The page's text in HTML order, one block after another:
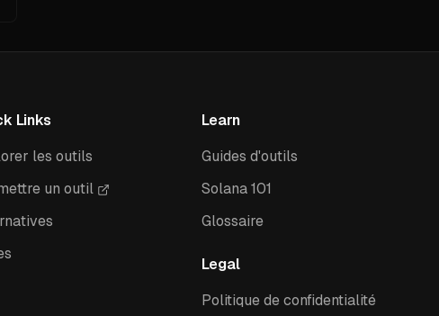
Links
les outils
un outil
Learn
Guides d'outils
Solana 101
Glossaire
Legal
Politique de confidentialité